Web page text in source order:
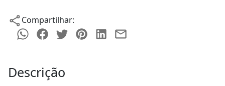
Compartilhar:
Descrição